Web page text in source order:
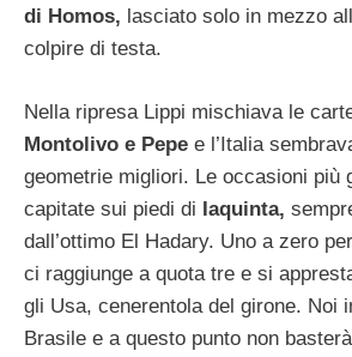
di Homos, lasciato solo in mezzo
colpire di testa.
Nella ripresa Lippi mischiava le
Montolivo e Pepe e l’Italia
geometrie migliori. Le occasioni più
capitate sui piedi di Iaquinta,
dall’ottimo El Hadary. Uno a zero
ci raggiunge a quota tre e si
gli Usa, cenerentola del girone. Noi
Brasile e a questo punto non